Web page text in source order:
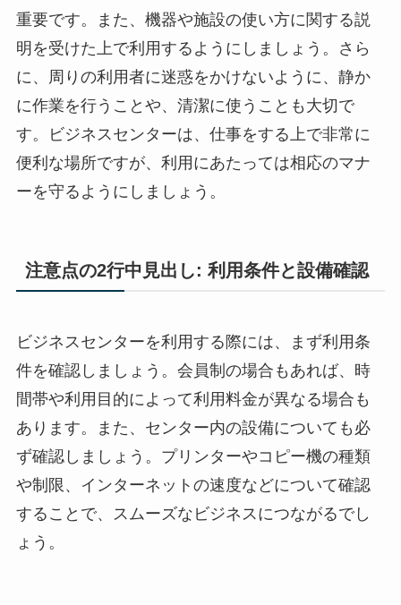
重要です。また、機器や施設の使い方に関する説
明を受けた上で利用するようにしましょう。さら
に、周りの利用者に迷惑をかけないように、静か
に作業を行うことや、清潔に使うことも大切で
す。ビジネスセンターは、仕事をする上で非常に
便利な場所ですが、利用にあたっては相応のマナ
ーを守るようにしましょう。
注意点の2行中見出し: 利用条件と設備確認
ビジネスセンターを利用する際には、まず利用条
件を確認しましょう。会員制の場合もあれば、時
間帯や利用目的によって利用料金が異なる場合も
あります。また、センター内の設備についても必
ず確認しましょう。プリンターやコピー機の種類
や制限、インターネットの速度などについて確認
することで、スムーズなビジネスにつながるでし
ょう。